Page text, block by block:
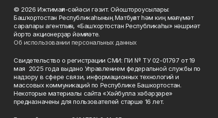
© 2026 Ижтимағи-сәйәси гәзит. Ойоштороусылары:
Башҡортостан Республикаһының Матбуғат һәм киң мәғлүмәт
саралары агентлығы, «Башҡортостан Республикаһы» нәшриәт
йорто акционерҙар йәмғиәте.
Об использовании персональных данных
Свидетельство о регистрации СМИ: ПИ № ТУ 02-01797 от 19
мая 2025 года выдано Управлением федеральной службы по
надзору в сфере связи, информационных технологий и
массовых коммуникаций по Республике Башкортостан.
Некоторые материалы сайта «Хәйбулла хәбәрҙәре»
предназначены для пользователей старше 16 лет.